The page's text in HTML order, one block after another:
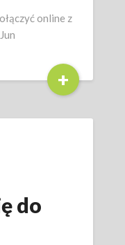
online z
+
do